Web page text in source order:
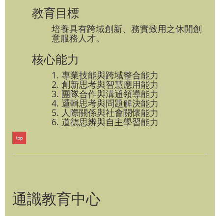
教育目標
培養具有跨域創新、務實致用之休閒創
意服務人才。
核心能力
1. 專業技能與跨域整合能力
2. 創新思考與智慧應用能力
3. 團隊合作與溝通領導能力
4. 邏輯思考與問題解決能力
5. 人際關係與社會關懷能力
6. 道德思辨與自主學習能力
通識教育中心